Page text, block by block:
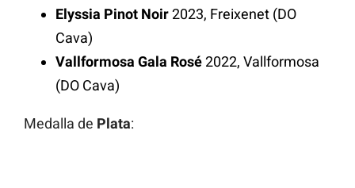
Elyssia Pinot Noir2023, Freixenet (DO
Cava)
Vallformosa Gala Rosé2022, Vallformosa
(DO Cava)
Medalla de Plata: